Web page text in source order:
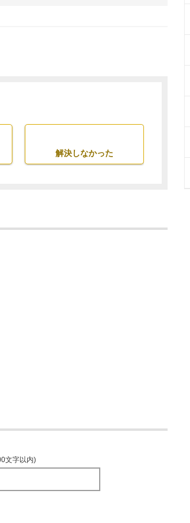
解決しなかった
文字以内)